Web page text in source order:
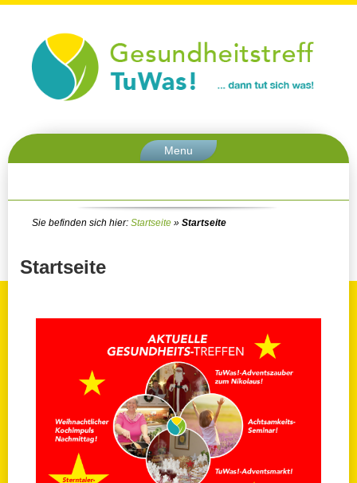
Menu
Sie befinden sich hier: Startseite » Startseite
Startseite